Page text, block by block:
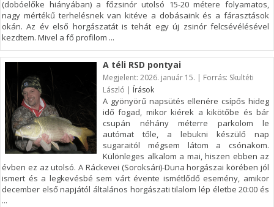
(dobóelőke hiányában) a főzsinór utolsó 15-20 métere folyamatos,
nagy mértékű terhelésnek van kitéve a dobásaink és a fárasztások
okán. Az év első horgászatát is tehát egy új zsinór felcsévélésével
kezdtem. Mivel a fő profilom ...
A téli RSD pontyai
Megjelent: 2026. január 15. | Forrás: Skultéti
László | Írások
A gyönyörű napsütés ellenére csípős hideg
idő fogad, mikor kiérek a kikötőbe és bár
csupán néhány méterre parkolom le
autómat tőle, a lebukni készülő nap
sugaraitól mégsem látom a csónakom.
Különleges alkalom a mai, hiszen ebben az
évben ez az utolsó. A Ráckevei (Soroksári)-Duna horgászai körében jól
ismert és a legkevésbé sem várt évente ismétlődő esemény, amikor
december első napjától általános horgászati tilalom lép életbe 20:00 és
...